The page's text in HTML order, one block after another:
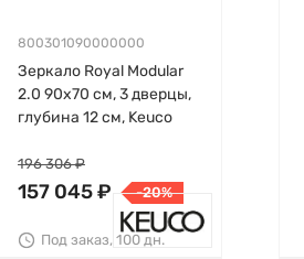
800301090000000
Зеркало Royal Modular
2.0 90х70 см, 3 дверцы,
глубина 12 см, Keuco
157 045 ₽
196 306 ₽
-20%
Под заказ, 100 дн.